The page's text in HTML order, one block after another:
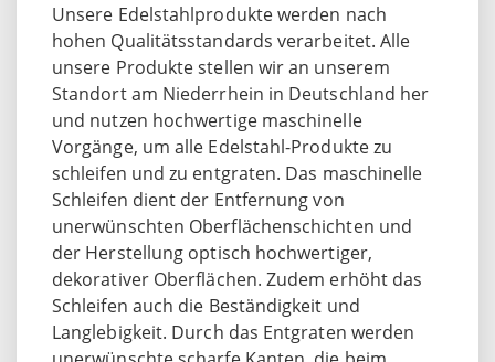
Unsere Edelstahlprodukte werden nach
hohen Qualitätsstandards verarbeitet. Alle
unsere Produkte stellen wir an unserem
Standort am Niederrhein in Deutschland her
und nutzen hochwertige maschinelle
Vorgänge, um alle Edelstahl-Produkte zu
schleifen und zu entgraten. Das maschinelle
Schleifen dient der Entfernung von
unerwünschten Oberflächenschichten und
der Herstellung optisch hochwertiger,
dekorativer Oberflächen. Zudem erhöht das
Schleifen auch die Beständigkeit und
Langlebigkeit. Durch das Entgraten werden